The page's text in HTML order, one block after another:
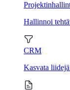
Hallinnoi
CRM
Kasvata